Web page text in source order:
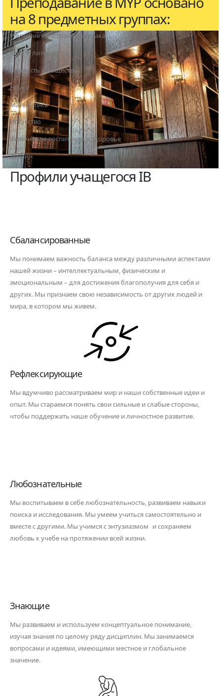
на 8 предметных группах:
Изучение иностранного языка
Язык и литература
Личность и общество
Наука
Математика
Искусство
Физическое воспитание и здоровье
Дизайн
Профили учащегося IB
Сбалансированные
Мы понимаем важность баланса между различными аспектами
нашей жизни – интеллектуальным, физическим и
эмоциональным – для достижения благополучия для себя и
других. Мы признаем свою независимость от других людей и
мира, в котором мы живем.
Рефлексирующие
Мы вдумчиво рассматриваем мир и наши собственные идеи и
опыт. Мы стараемся понять свои сильные и слабые стороны,
чтобы поддержать наше обучение и личностное развитие.
Любознательные
Мы воспитываем в себе любознательность, развиваем навыки
поиска и исследования. Мы умеем учиться самостоятельно и
вместе с другими. Мы учимся с энтузиазмом и сохраняем
любовь к учебе на протяжении всей жизни.
Знающие
Мы развиваем и используем концептуальное понимание,
изучая знания по целому ряду дисциплин. Мы занимаемся
вопросами и идеями, имеющими местное и глобальное
значение.